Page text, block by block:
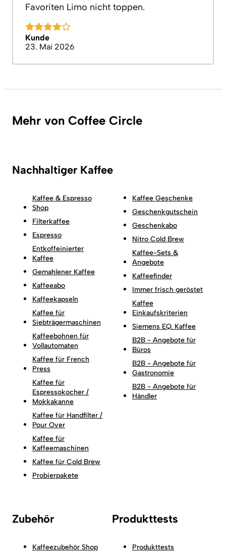
Favoriten Limo nicht toppen.
Kunde
23. Mai 2026
Mehr von Coffee Circle
Nachhaltiger Kaffee
Kaffee & Espresso
Shop
Filterkaffee
Espresso
Entkoffeinierter
Kaffee
Gemahlener Kaffee
Kaffeeabo
Kaffeekapseln
Kaffee für
Siebträgermaschinen
Kaffeebohnen für
Vollautomaten
Kaffee für French
Press
Kaffee für
Espressokocher /
Mokkakanne
Kaffee für Handfilter /
Pour Over
Kaffee für
Kaffeemaschinen
Kaffee für Cold Brew
Probierpakete
Kaffee Geschenke
Geschenkgutschein
Geschenkabo
Nitro Cold Brew
Kaffee-Sets &
Angebote
Kaffeefinder
Immer frisch geröstet
Kaffee
Einkaufskriterien
Siemens EQ. Kaffee
B2B - Angebote für
Büros
B2B - Angebote für
Gastronomie
B2B - Angebote für
Händler
Zubehör
Kaffeezubehör Shop
Produkttests
Produkttests